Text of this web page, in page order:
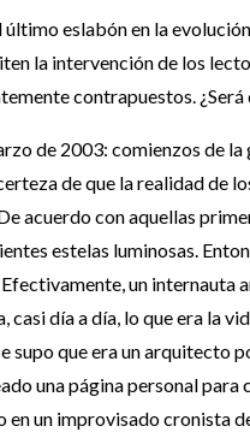
último eslabón en la
la intervención de los
contrapuestos.
de 2003: comienzos de
de que la realidad de
acuerdo con aquellas
estelas luminosas.
Efectivamente, un
día a día, lo que era la
supo que era un arquitecto
una página personal
un improvisado cronista